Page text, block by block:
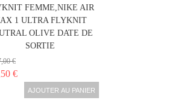
FEMME,NIKE AIR
1 ULTRA FLYKNIT
OLIVE DATE DE
SORTIE
€
€
AJOUTER AU PANIER